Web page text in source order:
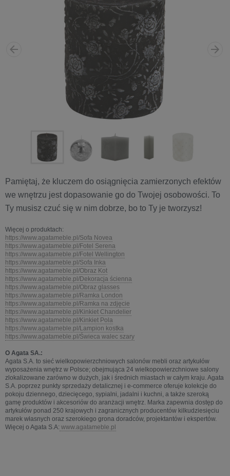
Pamiętaj, że kluczem do osiągnięcia zamierzonych efektów
we wnętrzu jest dopasowanie go do Twojej osobowości. To
Ty musisz czuć się w nim dobrze, bo to Ty je tworzysz!
Więcej o produktach:
https://www.agatameble.pl/Sofa Novea
https://www.agatameble.pl/Fotel Serena
https://www.agatameble.pl/Fotel Wellington
https://www.agatameble.pl/Sofa Inka
https://www.agatameble.pl/Obraz Kot
https://www.agatameble.pl/Dekoracja ścienna
https://www.agatameble.pl/Obraz glasses
https://www.agatameble.pl/Ramka London
https://www.agatameble.pl/Ramka na zdjęcie
https://www.agatameble.pl/Kinkiet Chandelier
https://www.agatameble.pl/Kinkiet Pola
https://www.agatameble.pl/Lampion kostka
https://www.agatameble.pl/Świeca walec szary
O Agata SA.:
Agata S.A. to sieć wielkopowierzchniowych salonów mebli oraz artykułów
wyposażenia wnętrz w Polsce; obejmująca 24 wielkopowierzchniowe salony
zlokalizowane zarówno w dużych, jak i średnich miastach w całym kraju. Agata
S.A. poprzez punkty sprzedaży detalicznej i e-commerce oferuje kolekcje do
pokoju dziennego, dziecięcego, sypialni, jadalni i kuchni, a także szeroką
gamę produktów i akcesoriów do aranżacji wnętrz. Marka zapewnia dostęp do
artykułów ponad 250 krajowych i zagranicznych producentów kilkudziesięciu
marek własnych oraz szerokiego grona doradców, projektantów i ekspertów.
Więcej o Agata S.A: www.agatameble.pl